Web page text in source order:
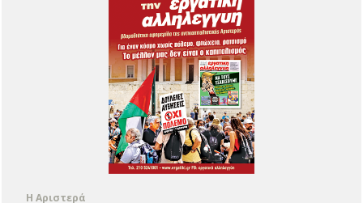
Η Αριστερά